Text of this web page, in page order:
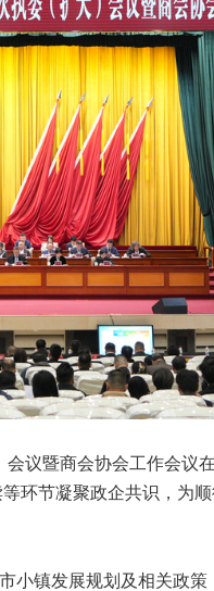
议暨商会协会工作会议
环节凝聚政企共识，为
镇发展规划及相关政策